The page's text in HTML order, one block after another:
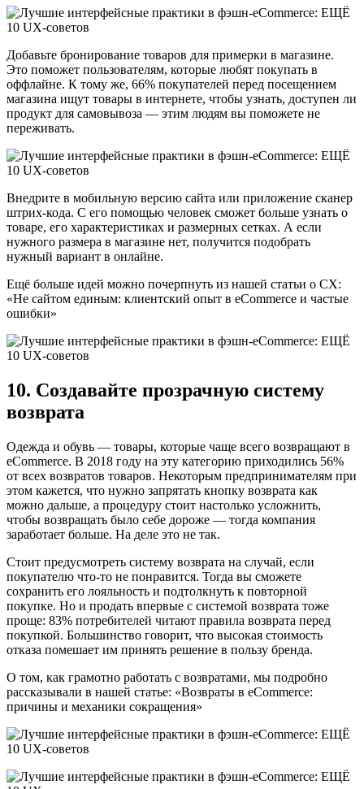
Добавьте бронирование товаров для примерки в магазине.
Это поможет пользователям, которые любят покупать в
оффлайне. К тому же, 66% покупателей перед посещением
магазина ищут товары в интернете, чтобы узнать, доступен ли
продукт для самовывоза — этим людям вы поможете не
переживать.
Внедрите в мобильную версию сайта или приложение сканер
штрих-кода. С его помощью человек сможет больше узнать о
товаре, его характеристиках и размерных сетках. А если
нужного размера в магазине нет, получится подобрать
нужный вариант в онлайне.
Ещё больше идей можно почерпнуть из нашей статьи о CX:
«Не сайтом единым: клиентский опыт в eCommerce и частые
ошибки»
10. Создавайте прозрачную систему
возврата
Одежда и обувь — товары, которые чаще всего возвращают в
eCommerce. В 2018 году на эту категорию приходились 56%
от всех возвратов товаров. Некоторым предпринимателям при
этом кажется, что нужно запрятать кнопку возврата как
можно дальше, а процедуру стоит настолько усложнить,
чтобы возвращать было себе дороже — тогда компания
заработает больше. На деле это не так.
Стоит предусмотреть систему возврата на случай, если
покупателю что-то не понравится. Тогда вы сможете
сохранить его лояльность и подтолкнуть к повторной
покупке. Но и продать впервые с системой возврата тоже
проще: 83% потребителей читают правила возврата перед
покупкой. Большинство говорит, что высокая стоимость
отказа помешает им принять решение в пользу бренда.
О том, как грамотно работать с возвратами, мы подробно
рассказывали в нашей статье: «Возвраты в eCommerce:
причины и механики сокращения»